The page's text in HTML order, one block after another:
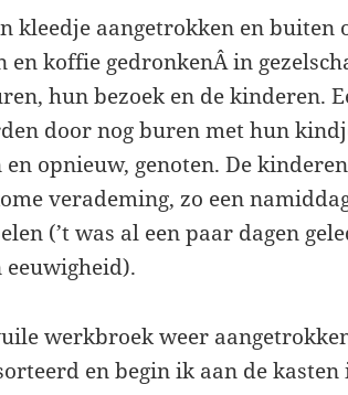
kleedje aangetrokken en buiten
en koffie gedronkenÂ in
hun bezoek en de kinderen.
door nog buren met hun
en opnieuw, genoten. De
verademing, zo een
(’t was al een paar dagen
werkbroek weer
en begin ik aan de